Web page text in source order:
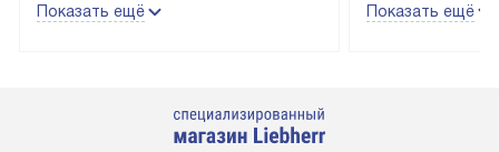
лейблом доставляется бесплатно
Показать ещё
эксплуатации
Показать ещё